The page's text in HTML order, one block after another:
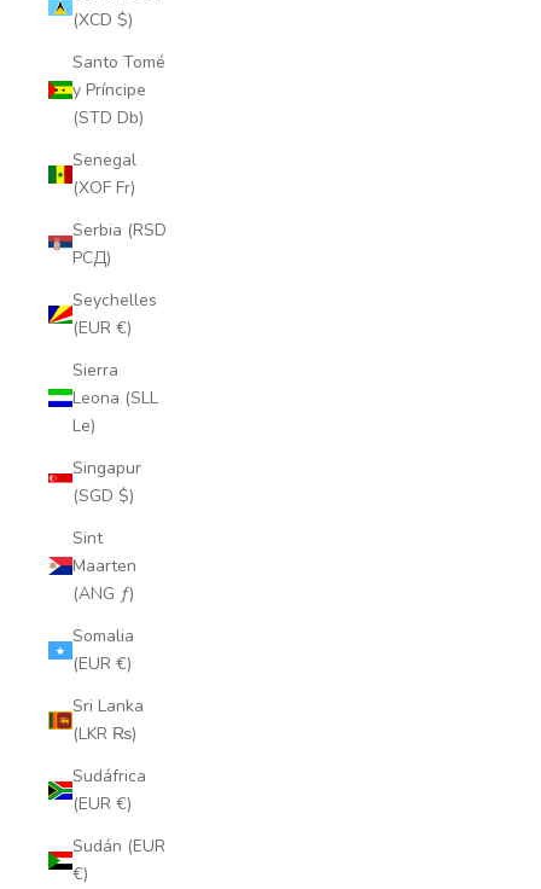
(XCD $)
Santo Tomé
y Príncipe
(STD Db)
Senegal
(XOF Fr)
Serbia (RSD
РСД)
Seychelles
(EUR €)
Sierra
Leona (SLL
Le)
Singapur
(SGD $)
Sint
Maarten
(ANG ƒ)
Somalia
(EUR €)
Sri Lanka
(LKR ₨)
Sudáfrica
(EUR €)
Sudán (EUR
€)